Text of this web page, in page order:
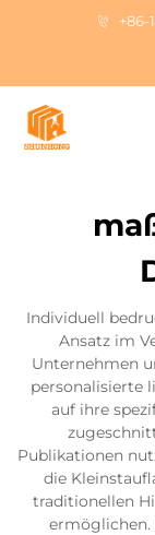
+86-
Individuell
Ansatz im
Unternehmen
personalisierte
auf ihre
Publikationen
die
traditionellen